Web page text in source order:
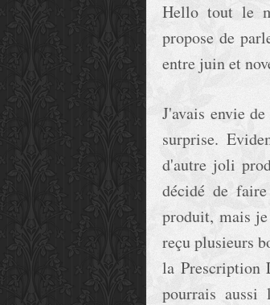
Hello tout le
propose de
entre juin et
J'avais envie
surprise.
d'autre joli
décidé de
produit, mais
reçu plusieurs
la Prescription
pourrais aussi